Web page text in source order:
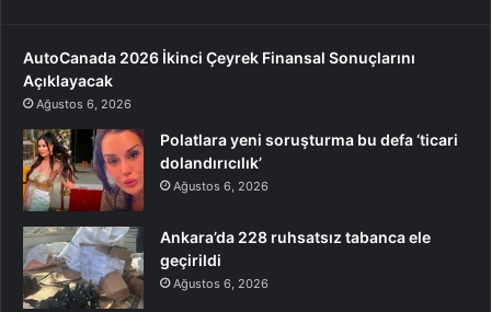
AutoCanada 2026 İkinci Çeyrek Finansal Sonuçlarını
Açıklayacak
Ağustos 6, 2026
Polatlara yeni soruşturma bu defa ‘ticari
dolandırıcılık’
Ağustos 6, 2026
Ankara’da 228 ruhsatsız tabanca ele
geçirildi
Ağustos 6, 2026